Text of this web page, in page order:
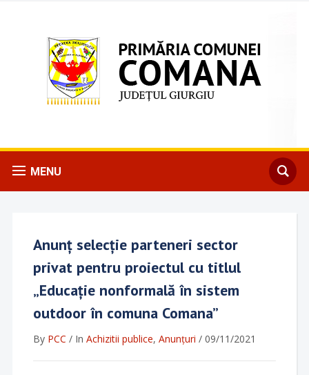
MENU
Anunț selecție parteneri sector
privat pentru proiectul cu titlul
„Educație nonformală în sistem
outdoor în comuna Comana”
By PCC / In Achizitii publice, Anunțuri / 09/11/2021